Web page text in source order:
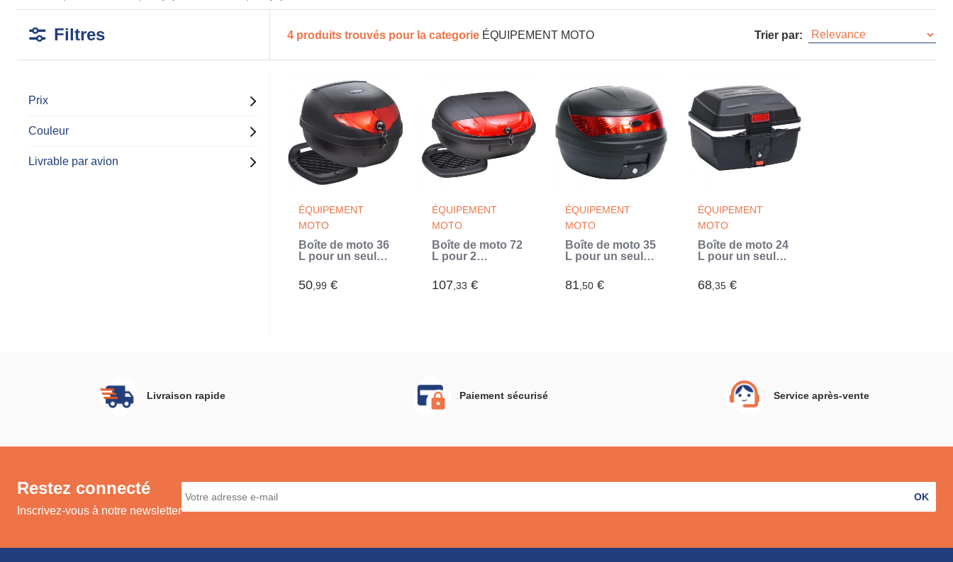
Filtres 4 produits trouvés pour la categorie ÉQUIPEMENT MOTO Trier par:
Prix
Couleur
Livrable par avion
ÉQUIPEMENT
MOTO
Boîte de moto 36
L pour un seul
50 ,99 €
ÉQUIPEMENT
MOTO
Boîte de moto 72
L pour 2
107 ,33 €
ÉQUIPEMENT
MOTO
Boîte de moto 35
L pour un seul
81 ,50€
ÉQUIPEMENT
MOTO
Boîte de moto 24
L pour un seul
68 ,35 €
Livraison rapide Paiement sécurisé Service après-vente
Restez connecté
Inscrivez-vous à notre newsletter
OK